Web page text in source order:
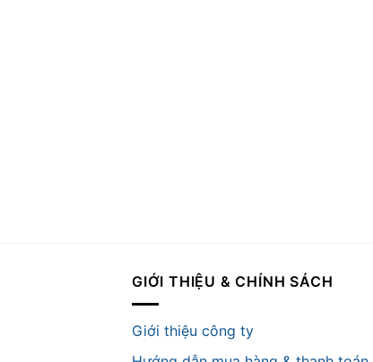
GIỚI THIỆU & CHÍNH SÁCH
Giới thiệu công ty